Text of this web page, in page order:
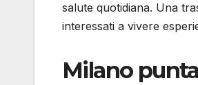
salute quotidiana. Una
interessati a vivere
Milano